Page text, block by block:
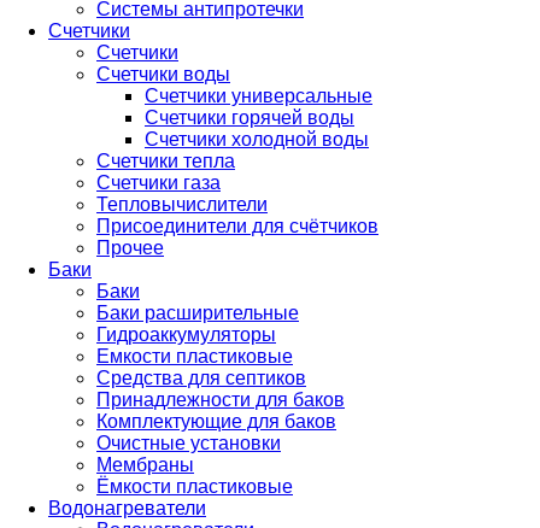
Системы антипротечки
Счетчики
Счетчики
Счетчики воды
Счетчики универсальные
Счетчики горячей воды
Счетчики холодной воды
Счетчики тепла
Счетчики газа
Тепловычислители
Присоединители для счётчиков
Прочее
Баки
Баки
Баки расширительные
Гидроаккумуляторы
Емкости пластиковые
Средства для септиков
Принадлежности для баков
Комплектующие для баков
Очистные установки
Мембраны
Ёмкости пластиковые
Водонагреватели